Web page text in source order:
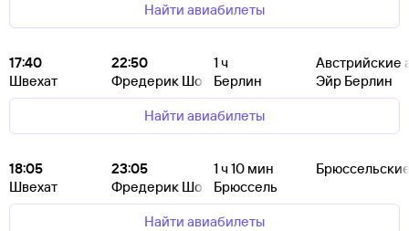
Найти авиабилеты
17:40
Швехат
22:50
Фредерик Шопен
1ч
Берлин
Австрийские
Эйр Берлин
Найти авиабилеты
18:05
Швехат
23:05
Фредерик Шопен
1ч 10 мин
Брюссель
Найти авиабилеты